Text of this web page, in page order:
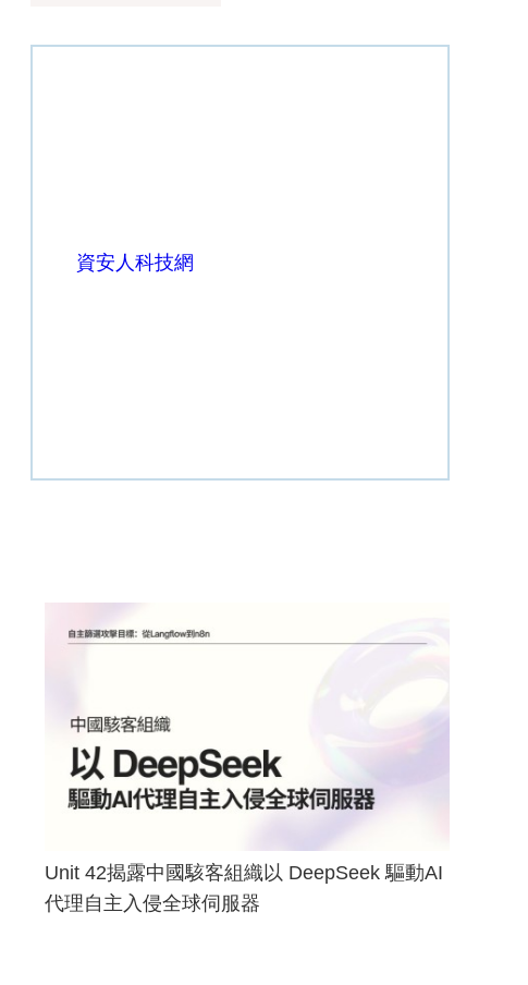
資安人科技網
Unit 42揭露中國駭客組織以 DeepSeek 驅動AI
代理自主入侵全球伺服器